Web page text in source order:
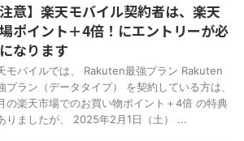
注意】楽天モバイル契約者は、楽天
ポイント＋4倍！にエントリーが必
なります
モバイルでは、 Rakuten最強プラン Rakuten
プラン（データタイプ） を契約している方は、
の楽天市場でのお買い物ポイント＋4倍 の特典
りましたが、 2025年2月1日（土） ...